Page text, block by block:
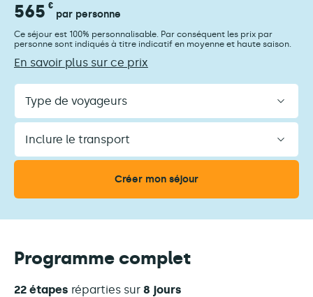
565 €
par personne
Ce séjour est 100% personnalisable. Par conséquent les prix par
personne sont indiqués à titre indicatif en moyenne et haute saison.
En savoir plus sur ce prix
Type
de
Inclure
Programme complet
22 étapes réparties sur 8 jours